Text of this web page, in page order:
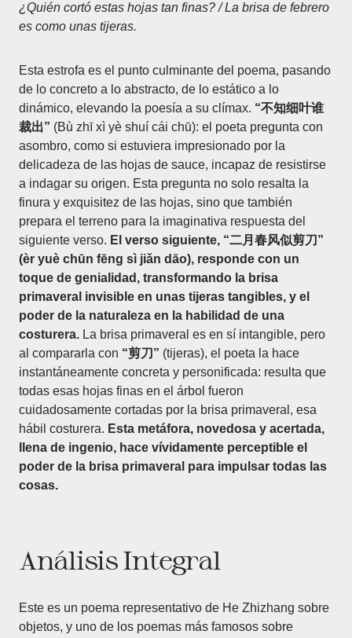
¿Quién cortó estas hojas tan finas? / La brisa de febrero
es como unas tijeras.
Esta estrofa es el punto culminante del poema, pasando
de lo concreto a lo abstracto, de lo estático a lo
dinámico, elevando la poesía a su clímax. “不知细叶谁
裁出” (Bù zhī xì yè shuí cái chū): el poeta pregunta con
asombro, como si estuviera impresionado por la
delicadeza de las hojas de sauce, incapaz de resistirse
a indagar su origen. Esta pregunta no solo resalta la
finura y exquisitez de las hojas, sino que también
prepara el terreno para la imaginativa respuesta del
siguiente verso. El verso siguiente, “二月春风似剪刀”
(èr yuè chūn fēng sì jiǎn dāo), responde con un
toque de genialidad, transformando la brisa
primaveral invisible en unas tijeras tangibles, y el
poder de la naturaleza en la habilidad de una
costurera. La brisa primaveral es en sí intangible, pero
al compararla con “剪刀” (tijeras), el poeta la hace
instantáneamente concreta y personificada: resulta que
todas esas hojas finas en el árbol fueron
cuidadosamente cortadas por la brisa primaveral, esa
hábil costurera. Esta metáfora, novedosa y acertada,
llena de ingenio, hace vívidamente perceptible el
poder de la brisa primaveral para impulsar todas las
cosas.
Análisis Integral
Este es un poema representativo de He Zhizhang sobre
objetos, y uno de los poemas más famosos sobre